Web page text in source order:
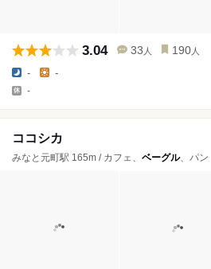
3.04 33 人 190 人
- -
-
ココシカ
みなと元町駅 165m / カフェ、 ベーグル、パン